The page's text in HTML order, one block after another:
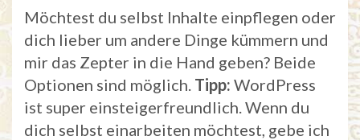
Möchtest du selbst Inhalte einpflegen oder
dich lieber um andere Dinge kümmern und
mir das Zepter in die Hand geben? Beide
Optionen sind möglich. Tipp: WordPress
ist super einsteigerfreundlich. Wenn du
dich selbst einarbeiten möchtest, gebe ich